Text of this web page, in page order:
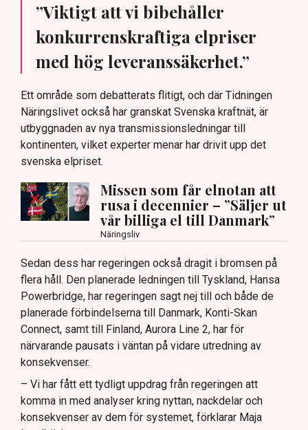
”Viktigt att vi bibehåller
konkurrenskraftiga elpriser
med hög leveranssäkerhet.”
Ett område som debatterats flitigt, och där Tidningen
Näringslivet också har granskat Svenska kraftnät, är
utbyggnaden av nya transmissionsledningar till
kontinenten, vilket experter menar har drivit upp det
svenska elpriset.
Missen som får elnotan att
rusa i decennier – ”Säljer ut
vår billiga el till Danmark”
Näringsliv
Sedan dess har regeringen också dragit i bromsen på
flera håll. Den planerade ledningen till Tyskland, Hansa
Powerbridge, har regeringen sagt nej till och både de
planerade förbindelserna till Danmark, Konti-Skan
Connect, samt till Finland, Aurora Line 2, har för
närvarande pausats i väntan på vidare utredning av
konsekvenser.
– Vi har fått ett tydligt uppdrag från regeringen att
komma in med analyser kring nyttan, nackdelar och
konsekvenser av dem för systemet, förklarar Maja